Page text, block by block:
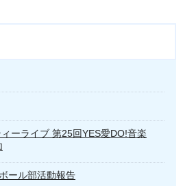
ーライブ 第25回YES愛DO!音楽
ール部活動報告